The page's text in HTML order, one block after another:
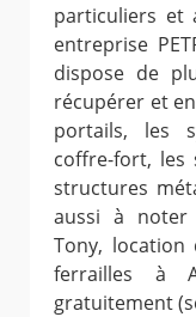
particuliers et
entreprise
dispose de
récupérer et
portails, les
coffre-fort, les
structures
aussi à noter
Tony,
ferrailles à
gratuitement